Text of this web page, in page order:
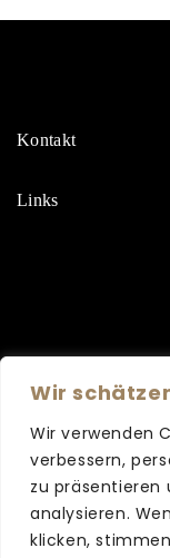
Wir
Wir verwenden
verbessern,
zu präsentieren
analysieren.
klicken,
Kontakt
Links